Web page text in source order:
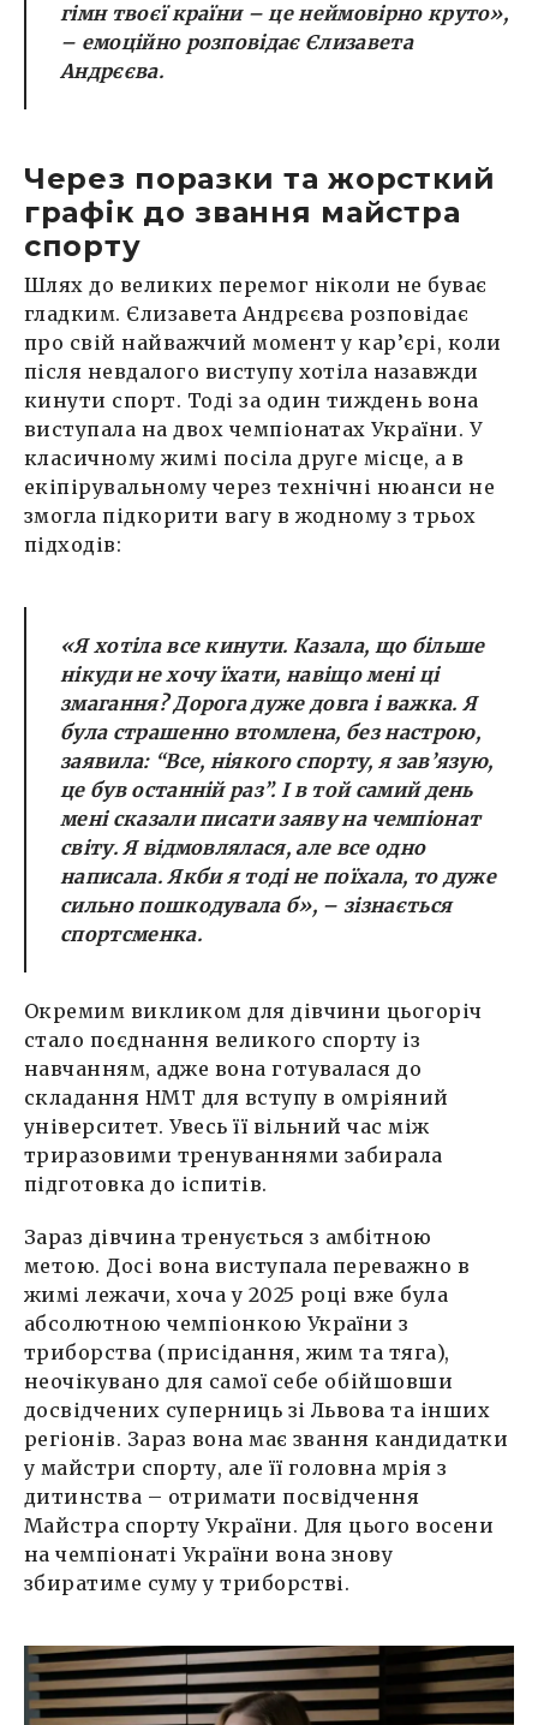
гімн твоєї країни – це неймовірно круто»,
– емоційно розповідає Єлизавета
Андрєєва.
Через поразки та жорсткий
графік до звання майстра
спорту
Шлях до великих перемог ніколи не буває
гладким. Єлизавета Андрєєва розповідає
про свій найважчий момент у кар’єрі, коли
після невдалого виступу хотіла назавжди
кинути спорт. Тоді за один тиждень вона
виступала на двох чемпіонатах України. У
класичному жимі посіла друге місце, а в
екіпірувальному через технічні нюанси не
змогла підкорити вагу в жодному з трьох
підходів:
«Я хотіла все кинути. Казала, що більше
нікуди не хочу їхати, навіщо мені ці
змагання? Дорога дуже довга і важка. Я
була страшенно втомлена, без настрою,
заявила: “Все, ніякого спорту, я зав’язую,
це був останній раз”. І в той самий день
мені сказали писати заяву на чемпіонат
світу. Я відмовлялася, але все одно
написала. Якби я тоді не поїхала, то дуже
сильно пошкодувала б», – зізнається
спортсменка.
Окремим викликом для дівчини цьогоріч
стало поєднання великого спорту із
навчанням, адже вона готувалася до
складання НМТ для вступу в омріяний
університет. Увесь її вільний час між
триразовими тренуваннями забирала
підготовка до іспитів.
Зараз дівчина тренується з амбітною
метою. Досі вона виступала переважно в
жимі лежачи, хоча у 2025 році вже була
абсолютною чемпіонкою України з
триборства (присідання, жим та тяга),
неочікувано для самої себе обійшовши
досвідчених суперниць зі Львова та інших
регіонів. Зараз вона має звання кандидатки
у майстри спорту, але її головна мрія з
дитинства – отримати посвідчення
Майстра спорту України. Для цього восени
на чемпіонаті України вона знову
збиратиме суму у триборстві.